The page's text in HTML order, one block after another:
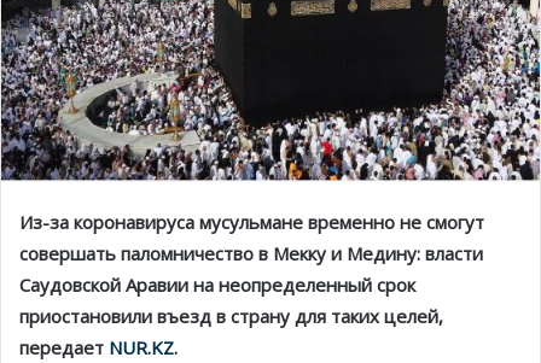
Из-за коронавируса мусульмане временно не смогут
совершать паломничество в Мекку и Медину: власти
Саудовской Аравии на неопределенный срок
приостановили въезд в страну для таких целей,
передает NUR.KZ.